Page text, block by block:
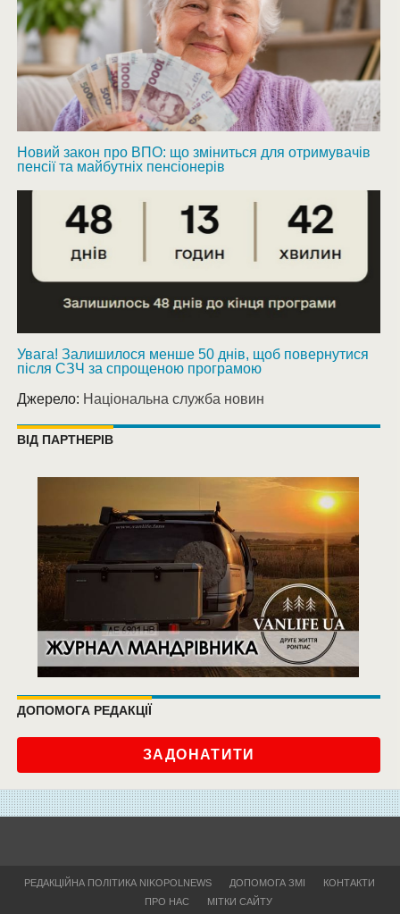
Новий закон про ВПО: що зміниться для отримувачів
пенсії та майбутніх пенсіонерів
Увага! Залишилося менше 50 днів, щоб повернутися
після СЗЧ за спрощеною програмою
Джерело: Національна служба новин
ВІД ПАРТНЕРІВ
ДОПОМОГА РЕДАКЦІЇ
ЗАДОНАТИТИ
РЕДАКЦІЙНА ПОЛІТИКА NIKOPOLNEWS ДОПОМОГА ЗМІ
КОНТАКТИ
ПРО НАС
МІТКИ САЙТУ